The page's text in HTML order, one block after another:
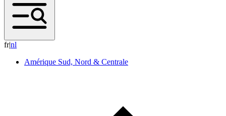
fr|nl
Amérique Sud, Nord & Centrale